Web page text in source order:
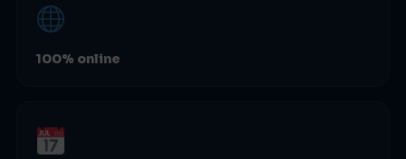
100% online